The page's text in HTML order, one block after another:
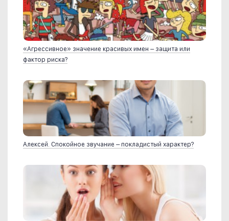
«Агрессивное» значение красивых имен – защита или
фактор риска?
Алексей. Спокойное звучание – покладистый характер?